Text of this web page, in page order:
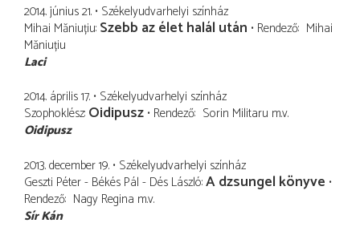
2014. június 21. Székelyudvarhelyi színház
Mihai Măniuțiu Szebb az élet halál után Rendező Mihai
Măniuțiu
Laci
2014. április 17. Székelyudvarhelyi színház
Szophoklész Oidipusz Rendező Sorin Militaru m.v.
Oidipusz
2013. december 19. Székelyudvarhelyi színház
Geszti Péter - Békés Pál - Dés László A dzsungel könyve
Rendező Nagy Regina m.v.
Sír Kán